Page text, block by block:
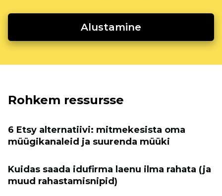
Alustamine
Rohkem ressursse
6 Etsy alternatiivi: mitmekesista oma
müügikanaleid ja suurenda müüki
Kuidas saada idufirma laenu ilma rahata (ja
muud rahastamisnipid)